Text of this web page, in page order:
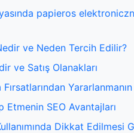
papieros
ve Neden Tercih Edilir?
ve Satış Olanakları
Yararlanmanın
Etmenin SEO Avantajları
Dikkat Edilmesi